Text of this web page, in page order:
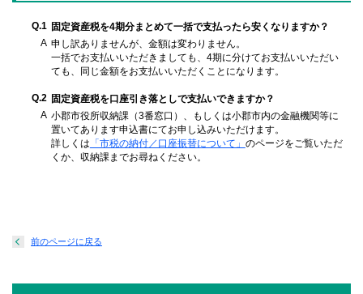
Q.1 固定資産税を4期分まとめて一括で支払ったら安くなりますか？
A 申し訳ありませんが、金額は変わりません。
一括でお支払いいただきましても、4期に分けてお支払いいただい
ても、同じ金額をお支払いいただくことになります。
Q.2 固定資産税を口座引き落としで支払いできますか？
A 小郡市役所収納課（3番窓口）、もしくは小郡市内の金融機関等に
置いてあります申込書にてお申し込みいただけます。
詳しくは 「市税の納付／口座振替について」 のページをご覧いただ
くか、収納課までお尋ねください。
前のページに戻る